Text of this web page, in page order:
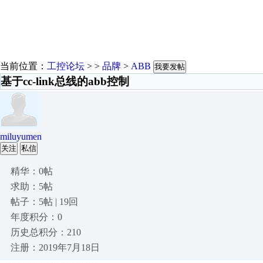
当前位置： 工控论坛 > > 品牌 > ABB 我要发帖
基于cc-link总线的abb控制
miluyumen
关注 私信
精华：0帖
求助：5帖
帖子：5帖 | 19回
年度积分：0
历史总积分：210
注册：2019年7月18日